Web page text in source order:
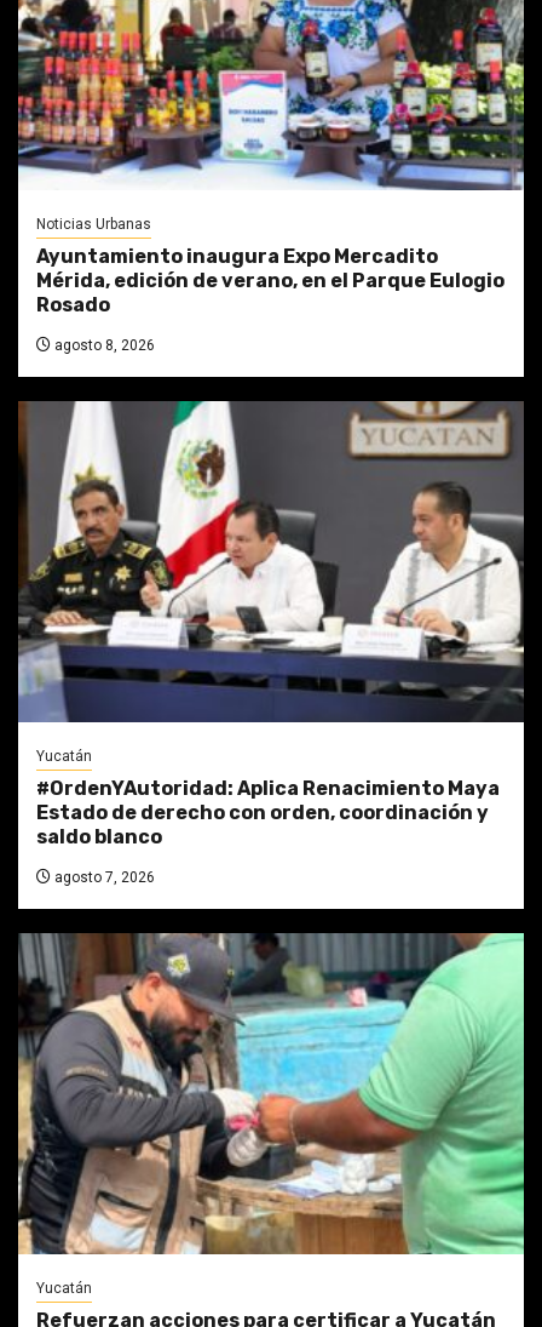
Noticias Urbanas
Ayuntamiento inaugura Expo Mercadito
Mérida, edición de verano, en el Parque Eulogio
Rosado
agosto 8, 2026
Yucatán
#OrdenYAutoridad: Aplica Renacimiento Maya
Estado de derecho con orden, coordinación y
saldo blanco
agosto 7, 2026
Yucatán
Refuerzan acciones para certificar a Yucatán